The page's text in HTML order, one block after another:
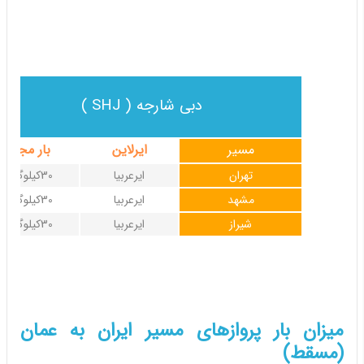
دبی شارجه ( SHJ )
بار مجاز ایرلاین مسیر
30کیلوگرم ایرعربیا
تهران
30کیلوگرم
ایرعربیا
مشهد
30کیلوگرم
ایرعربیا شیراز
میزان بار پروازهای مسیر ایران به عمان
(مسقط)